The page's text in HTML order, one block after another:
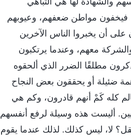
فيخفون مواطن ضعفهم، وعيوبهم
أن يخبروا الناس الآخرين
معهم، وعندما يرتكبون
مطلقًا الضرر الذي ألحقوه
ضئيلة أو يحققون بعض النجاح
كله كَمْ أنهم قادرون، وكم هي
أليست هذه وسيلة لرفع أنفسهم
لا، ليس كذلك. لذلك عندما يقوم